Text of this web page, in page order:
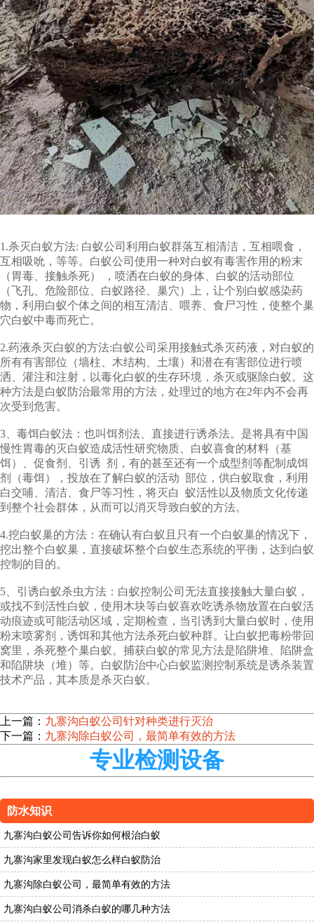
1.杀灭白蚁方法: 白蚁公司利用白蚁群落互相清洁，互相喂食，
互相吸吮，等等。白蚁公司使用一种对白蚁有毒害作用的粉末
（胃毒、接触杀死） ，喷洒在白蚁的身体、白蚁的活动部位
（飞孔、危险部位、白蚁路径、巢穴）上，让个别白蚁感染药
物，利用白蚁个体之间的相互清洁、喂养、食尸习性，使整个巢
穴白蚁中毒而死亡。
2.药液杀灭白蚁的方法:白蚁公司采用接触式杀灭药液，对白蚁的
所有有害部位（墙柱、木结构、土壤）和潜在有害部位进行喷
洒、灌注和注射，以毒化白蚁的生存环境，杀灭或驱除白蚁。这
种方法是白蚁防治最常用的方法，处理过的地方在2年内不会再
次受到危害。
3、毒饵白蚁法：也叫饵剂法、直接进行诱杀法。是将具有中国
慢性胃毒的灭白蚁造成活性研究物质、白蚁喜食的材料（基
饵）、促食剂、引诱 剂，有的甚至还有一个成型剂等配制成饵
剂（毒饵），投放在了解白蚁的活动 部位，供白蚁取食，利用
白交哺、清洁、食尸等习性，将灭白 蚁活性以及物质文化传递
到整个社会群体，从而可以消灭导致白蚁的方法。
4.挖白蚁巢的方法：在确认有白蚁且只有一个白蚁巢的情况下，
挖出整个白蚁巢，直接破坏整个白蚁生态系统的平衡，达到白蚁
控制的目的。
5、引诱白蚁杀虫方法：白蚁控制公司无法直接接触大量白蚁，
或找不到活性白蚁，使用木块等白蚁喜欢吃诱杀物放置在白蚁活
动痕迹或可能活动区域，定期检查，当引诱到大量白蚁时，使用
粉末喷雾剂，诱饵和其他方法杀死白蚁种群。让白蚁把毒粉带回
窝里，杀死整个巢白蚁。捕获白蚁的常见方法是陷阱堆、陷阱盒
和陷阱块（堆）等。白蚁防治中心白蚁监测控制系统是诱杀装置
技术产品，其本质是杀灭白蚁。
上一篇： 九寨沟白蚁公司针对种类进行灭治
下一篇： 九寨沟除白蚁公司，最简单有效的方法
专业检测设备
防水知识
九寨沟白蚁公司告诉你如何根治白蚁
九寨沟家里发现白蚁怎么样白蚁防治
九寨沟除白蚁公司，最简单有效的方法
九寨沟白蚁公司消杀白蚁的哪几种方法